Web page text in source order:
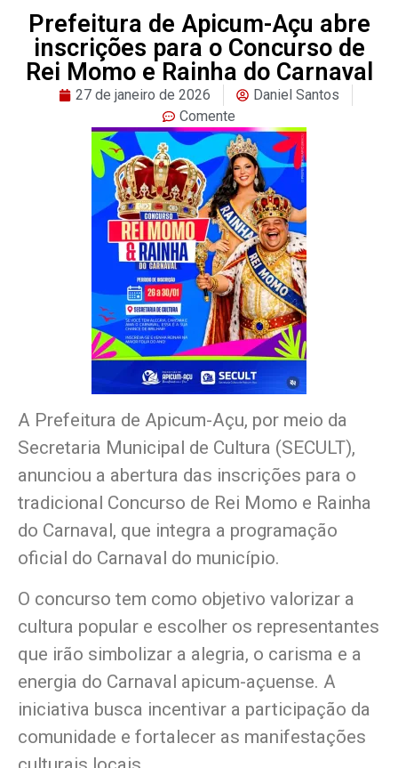
Prefeitura de Apicum-Açu abre
inscrições para o Concurso de
Rei Momo e Rainha do Carnaval
27 de janeiro de 2026
Daniel Santos
Comente
A Prefeitura de Apicum-Açu, por meio da
Secretaria Municipal de Cultura (SECULT),
anunciou a abertura das inscrições para o
tradicional Concurso de Rei Momo e Rainha
do Carnaval, que integra a programação
oficial do Carnaval do município.
O concurso tem como objetivo valorizar a
cultura popular e escolher os representantes
que irão simbolizar a alegria, o carisma e a
energia do Carnaval apicum-açuense. A
iniciativa busca incentivar a participação da
comunidade e fortalecer as manifestações